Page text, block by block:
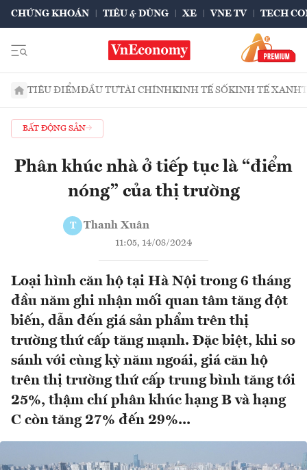
CHỨNG KHOÁN TIÊU & DÙNG XE VNE TV TECH
TIÊU ĐIỂMĐẦU TƯTÀI CHÍNHKINH TẾ SỐKINH TẾ XANH
BẤT ĐỘNG SẢN
Phân khúc nhà ở tiếp tục là “điểm
nóng” của thị trường
T Thanh Xuân
11:05, 14/08/2024
Loại hình căn hộ tại Hà Nội trong 6 tháng
đầu năm ghi nhận mối quan tâm tăng đột
biến, dẫn đến giá sản phẩm trên thị
trường thứ cấp tăng mạnh. Đặc biệt, khi so
sánh với cùng kỳ năm ngoái, giá căn hộ
trên thị trường thứ cấp trung bình tăng tới
25%, thậm chí phân khúc hạng B và hạng
C còn tăng 27% đến 29%...